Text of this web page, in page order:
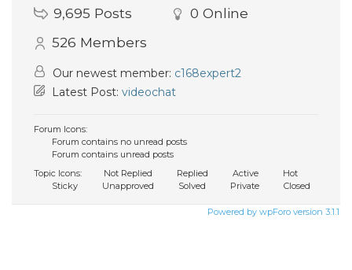
9,695 Posts 0 Online
526 Members
Our newest member: c168expert2
Latest Post: videochat
Forum Icons:
Forum contains no unread posts
Forum contains unread posts
Topic Icons:
Not Replied Replied Active
Hot
Sticky
Unapproved Solved Private Closed
Powered by wpForo version 3.1.1